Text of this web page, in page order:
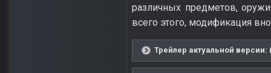
различных предметов,
всего этого, модификация
Трейлер актуальной версии: